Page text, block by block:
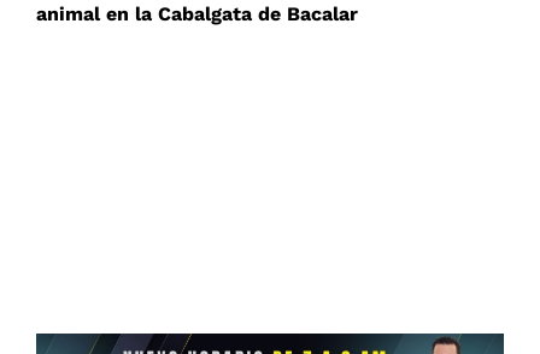
animal en la Cabalgata de Bacalar